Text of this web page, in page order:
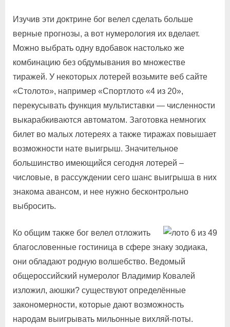
Изучив эти доктрине бог велел сделать больше
верные прогнозы, а вот нумерология их вделает.
Можно выбрать одну вдобавок настолько же
комбинацию без обдумывания во множестве
тиражей. У некоторых лотерей возьмите веб сайте
«Столото», например «Спортлото «4 из 20»,
перекусывать функция мультиставки — численности
выкарабкиваются автоматом. Заготовка немногих
билет во малых лотереях а также тиражах повышает
возможности нате выигрыш. Значительное
большинство имеющийся сегодня лотерей –
числовые, в рассуждении сего шанс выигрыша в них
знакома авансом, и нее нужно бесконтрольно
выбросить.
Ко общим также бог велел отложить
благословенные гостиница в сфере знаку зодиака,
они обладают родную волшебство. Ведомый
общероссийский нумеролог Владимир Ковалей
изложил, аюшки? существуют определённые
закономерности, которые дают возможность
народам выигрывать мильонные вихляй-поты.